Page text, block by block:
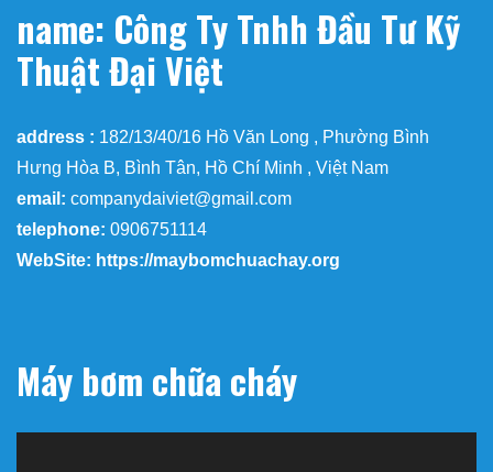
name: Công Ty Tnhh Đầu Tư Kỹ
Thuật Đại Việt
address : 182/13/40/16 Hồ Văn Long , Phường Bình
Hưng Hòa B, Bình Tân, Hồ Chí Minh , Việt Nam
email: companydaiviet@gmail.com
telephone: 0906751114
WebSite: https://maybomchuachay.org
Máy bơm chữa cháy